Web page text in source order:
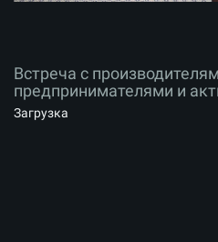
Встреча с
предпринимателями и
Загрузка